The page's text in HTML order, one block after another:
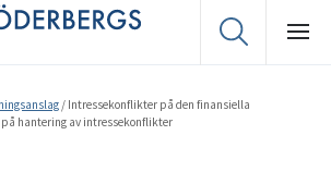
/ Intressekonflikter på den finansiella
hantering av intressekonflikter